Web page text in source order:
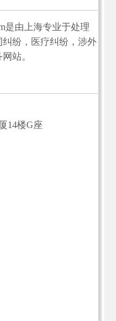
是由上海专业于处理
纷，医疗纠纷，涉外
站。
14楼G座